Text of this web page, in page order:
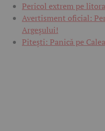
Pericol extrem pe
Avertisment oficial:
Argeșului!
Pitești: Panică pe